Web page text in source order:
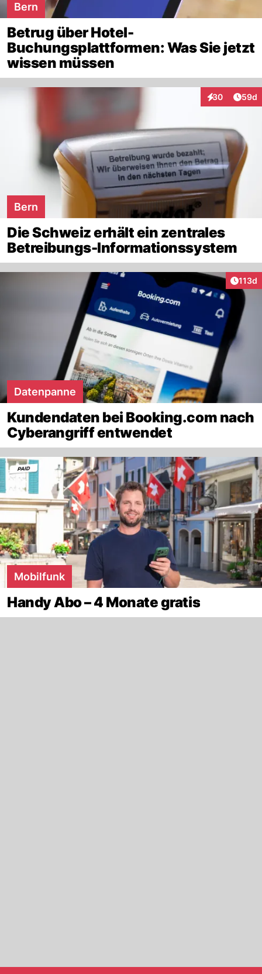
Bern
Betrug über Hotel-
Buchungsplattformen: Was Sie jetzt
wissen müssen
30
Interaktionen
59d
Bern
Die Schweiz erhält ein zentrales
Betreibungs-Informationssystem
113d
Datenpanne
Kundendaten bei Booking.com nach
Cyberangriff entwendet
Mobilfunk
Handy Abo – 4 Monate gratis